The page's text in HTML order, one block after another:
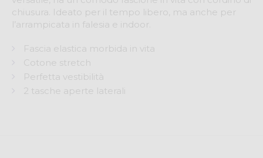
chiusura. Ideato per il tempo libero, ma anche per
l’arrampicata in falesia e indoor.
Fascia elastica morbida in vita
Cotone stretch
Perfetta vestibilità
2 tasche aperte laterali